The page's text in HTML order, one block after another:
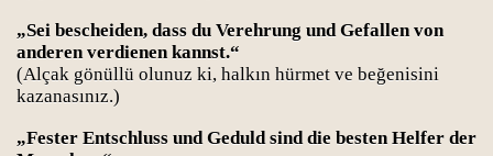
„Sei bescheiden, dass du Verehrung und Gefallen von
anderen verdienen kannst.“
(Alçak gönüllü olunuz ki, halkın hürmet ve beğenisini
kazanasınız.)
„Fester Entschluss und Geduld sind die besten Helfer der